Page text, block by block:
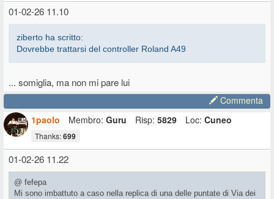
01-02-26 11.10
ziberto ha scritto:
Dovrebbe trattarsi del controller Roland A49
... somiglia, ma non mi pare lui
Commenta
1paolo
Membro: Guru Risp: 5829 Loc: Cuneo
Thanks:699
01-02-26 11.22
@ fefepa
Mi sono imbattuto a caso nella replica di una delle puntate di Via dei